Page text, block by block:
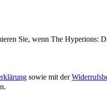
Sie, wenn The Hyperions:
sowie mit der